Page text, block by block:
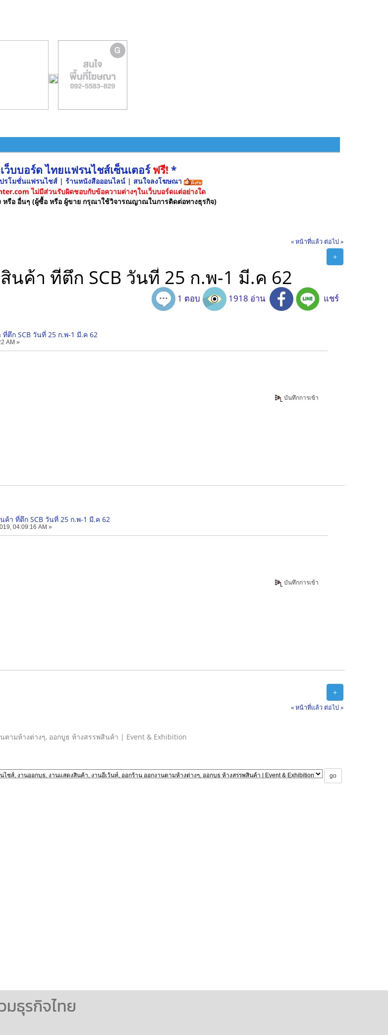
บบอร์ด ไทยแฟรนไชส์เซ็นเตอร์ฟรี! *
รโมชั่นแฟรนไชส์ | ร้านหนังสือออนไลน์ | สนใจลงโฆษณา
ไม่มีส่วนรับผิดชอบกับข้อความต่างๆในเว็บบอร์ดแต่อย่างใด
หรือ อื่นๆ (ผู้ซื้อ หรือ ผู้ขาย กรุณาใช้วิจารณญาณในการติดต่อทางธุรกิจ)
« หน้าที่แล้ว ต่อไป »
+
ค้า ที่ตึก SCB วันที่ 25 ก.พ-1 มี.ค 62
1 ตอบ 1918 อ่าน แชร์
ตึก SCB วันที่ 25 ก.พ-1 มี.ค 62
AM »
บันทึกการเข้า
ค้า ที่ตึก SCB วันที่ 25 ก.พ-1 มี.ค 62
04:09:16 AM »
บันทึกการเข้า
+
« หน้าที่แล้ว ต่อไป »
ตามห้างต่างๆ, ออกบูธ ห้างสรรพสินค้า | Event & Exhibition
มธุรกิจไทย